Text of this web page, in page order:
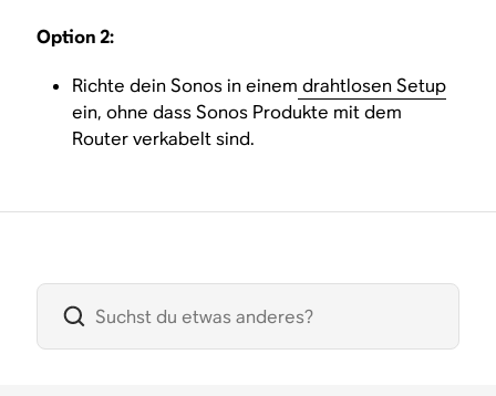
Option 2:
Richte dein Sonos in einem drahtlosen Setup
ein, ohne dass Sonos Produkte mit dem
Router verkabelt sind.